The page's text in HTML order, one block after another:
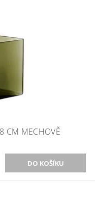
CM MECHOVĚ